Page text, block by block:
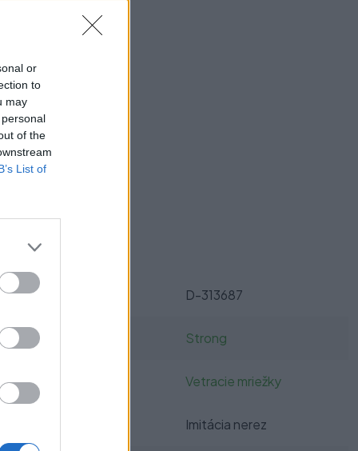
or
to
may
of the
List of
Parametre
D-313687
Strong
Vetracie mriežky
Imitácia nerez